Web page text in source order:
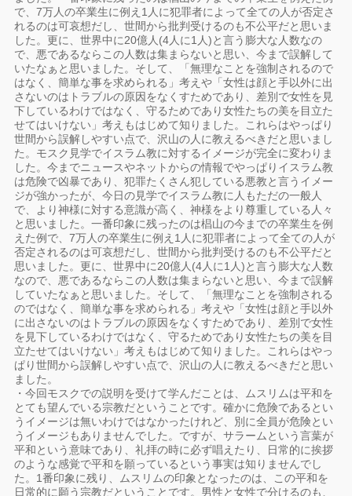
で、7万人の卒業生に例え1人に犯罪者によって全ての人が否定さ
れるのは可哀想だし、世間から批判受けるのも不公平だと思いま
した。更に、世界中に20億人(4人に1人)と言う膨大な人数なの
で、悪であるならこの人数は集まらないと思い、今まで誤解して
いたなぁと思いました。そして、「無理なことを強制されるので
はなく、簡単な事を求められる」考えや「女性は顔と手以外に出
さないのはトラブルの原因をなくすためであり、差別で女性を見
下しているわけではなく、守るためであり女性たちの美を目立た
せてはいけない」考えもはじめて知りました。これらはやっぱり
世間から誤解しやすい点で、沢山の人に教えるべきだと思いまし
た。モスク見学でイスラム教に対するイメージが完全に変わりま
した。今までニュースやネットからの情報でやっぱりイスラム教
は危険で凶暴であり、犯罪たくさん犯している悪教と言うイメー
ジが強かったが、今日の見学でイスラム教に人もただの一般人
で、より神様に対する意識が高く、神様をより尊重している人々
と思いました。一番印象に残ったのは椙山の今までの卒業生を例
えた例で、7万人の卒業生に例え1人に犯罪者によって全ての人が
否定されるのは可哀想だし、世間から批判受けるのも不公平だと
思いました。更に、世界中に20億人(4人に1人)と言う膨大な人数
なので、悪であるならこの人数は集まらないと思い、今まで誤解
していたなぁと思いました。そして、「無理なことを強制される
のではなく、簡単な事を求められる」考えや「女性は顔と手以外
に出さないのはトラブルの原因をなくすためであり、差別で女性
を見下しているわけではなく、守るためであり女性たちの美を目
立たせてはいけない」考えもはじめて知りました。これらはやっ
ぱり世間から誤解しやすい点で、沢山の人に教えるべきだと思い
ました。
・今回モスクでの説明を受けて学んだことは、ムスリムは平和を
とても望んでいる宗教だということです。確かに危険であるとい
うイメージは無いわけではなかったけれど、別に全員が危険とい
うイメージもありませんでした。ですが、サラームという言葉が
平和という意味であり、礼拝の時に必ず唱えたり、日常的に挨拶
のような感覚で平和を願っているという事実は知りませんでし
た。1番印象に残り、ムスリムの印象となったのは、この平和を
日常的に願う宗教だということです。男性と女性で分けるのも、